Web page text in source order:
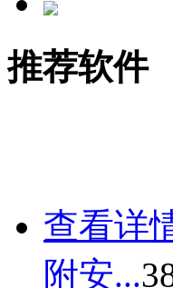
推荐软件
查看详
附安...